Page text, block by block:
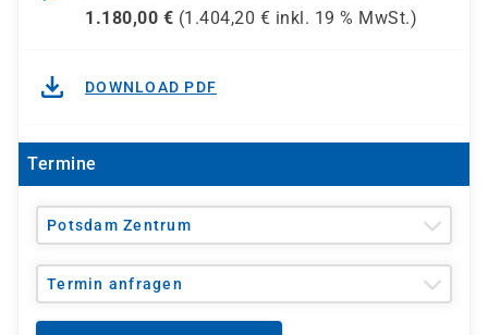
1.180,00 € (1.404,20 € inkl. 19 % MwSt.)
DOWNLOAD PDF
Termine
Potsdam Zentrum
Termin anfragen